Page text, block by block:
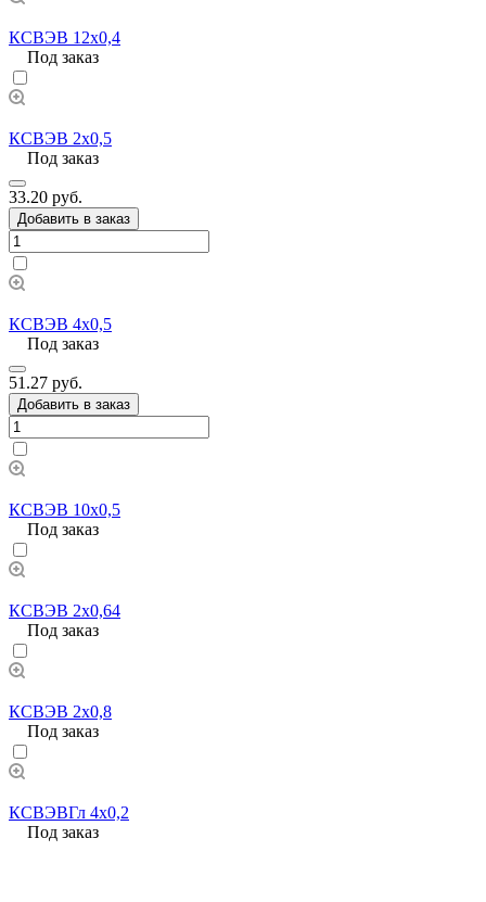
КСВЭВ 12х0,4
Под заказ
КСВЭВ 2х0,5
Под заказ
33.20 руб.
Добавить в заказ
КСВЭВ 4х0,5
Под заказ
51.27 руб.
Добавить в заказ
КСВЭВ 10х0,5
Под заказ
КСВЭВ 2х0,64
Под заказ
КСВЭВ 2х0,8
Под заказ
КСВЭВГл 4х0,2
Под заказ